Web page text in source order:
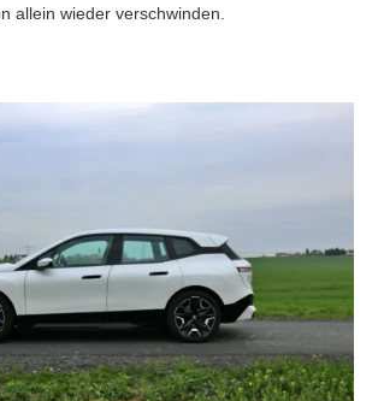
allein wieder verschwinden.